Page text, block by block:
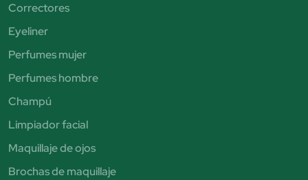
Correctores
Eyeliner
Perfumes mujer
Perfumes hombre
Champú
Limpiador facial
Maquillaje de ojos
Brochas de maquillaje